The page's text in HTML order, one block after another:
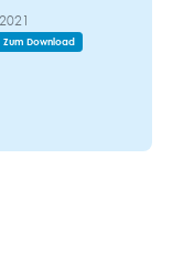
Zum Download